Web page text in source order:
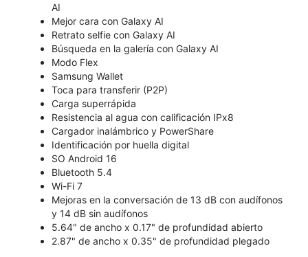
AI
Mejor cara con Galaxy AI
Retrato selfie con Galaxy AI
Búsqueda en la galería con Galaxy AI
Modo Flex
Samsung Wallet
Toca para transferir (P2P)
Carga superrápida
Resistencia al agua con calificación IPx8
Cargador inalámbrico y PowerShare
Identificación por huella digital
SO Android 16
Bluetooth 5.4
Wi-Fi 7
Mejoras en la conversación de 13 dB con audífonos
y 14 dB sin audífonos
5.64" de ancho x 0.17" de profundidad abierto
2.87" de ancho x 0.35" de profundidad plegado